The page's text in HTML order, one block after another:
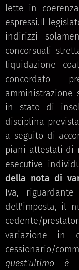
lette in
espressi.Il
indirizzi
concorsuali
liquidazione
concordato
amministrazione
in stato di
disciplina
a seguito di
piani attestati di
esecutive
della nota di
Iva,
dell'imposta, il
cedente/
variazione in
cessionario/
quest'ultimo è